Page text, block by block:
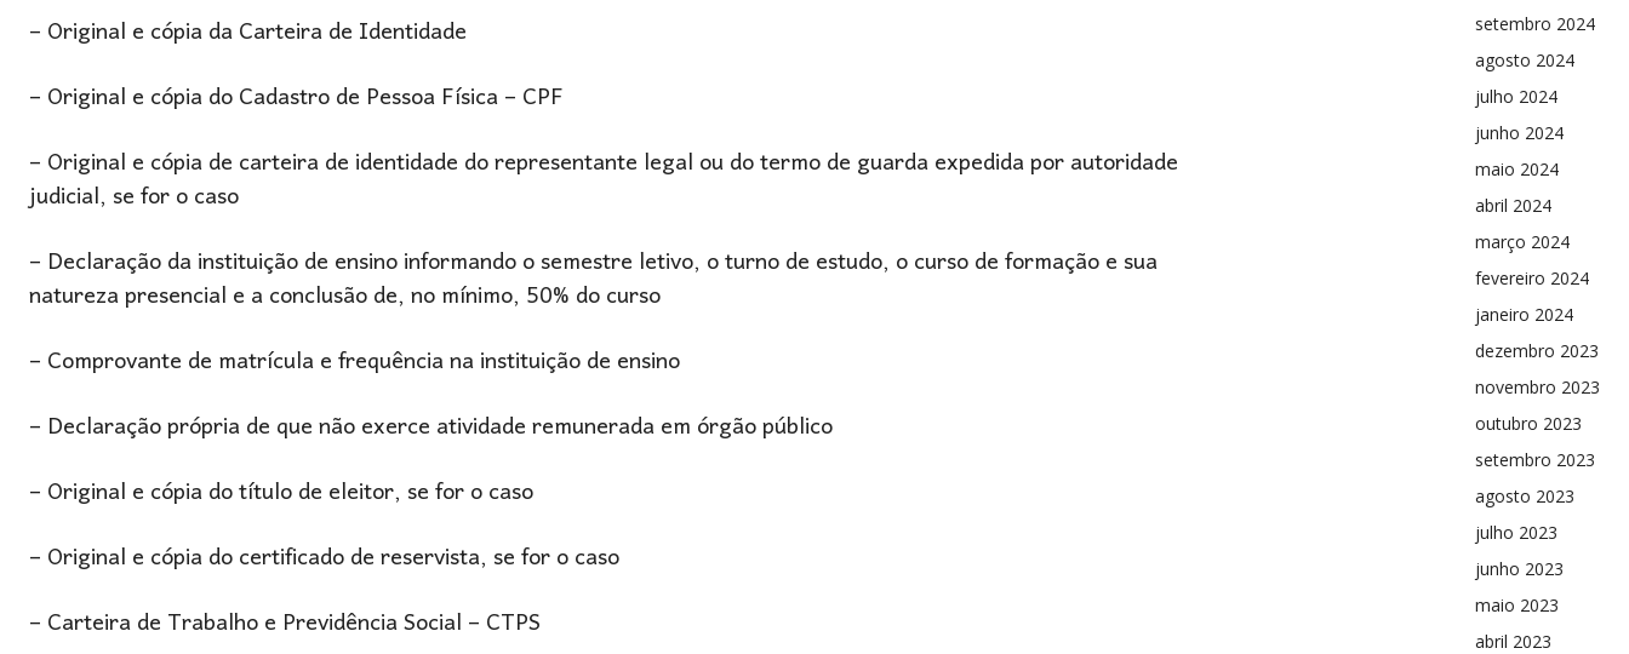
– Original e cópia da Carteira de Identidade
– Original e cópia do Cadastro de Pessoa Física – CPF
– Original e cópia de carteira de identidade do representante legal ou do termo de guarda expedida por autoridade
judicial, se for o caso
– Declaração da instituição de ensino informando o semestre letivo, o turno de estudo, o curso de formação e sua
natureza presencial e a conclusão de, no mínimo, 50% do curso
– Comprovante de matrícula e frequência na instituição de ensino
– Declaração própria de que não exerce atividade remunerada em órgão público
– Original e cópia do título de eleitor, se for o caso
– Original e cópia do certificado de reservista, se for o caso
– Carteira de Trabalho e Previdência Social – CTPS
setembro 2024
agosto 2024
julho 2024
junho 2024
maio 2024
abril 2024
março 2024
fevereiro 2024
janeiro 2024
dezembro 2023
novembro 2023
outubro 2023
setembro 2023
agosto 2023
julho 2023
junho 2023
maio 2023
abril 2023